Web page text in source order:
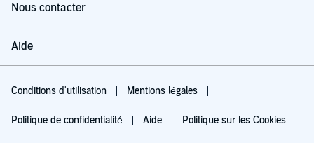
Nous contacter
Aide
Conditions d'utilisation Mentions légales
Politique de confidentialité Aide Politique sur les Cookies